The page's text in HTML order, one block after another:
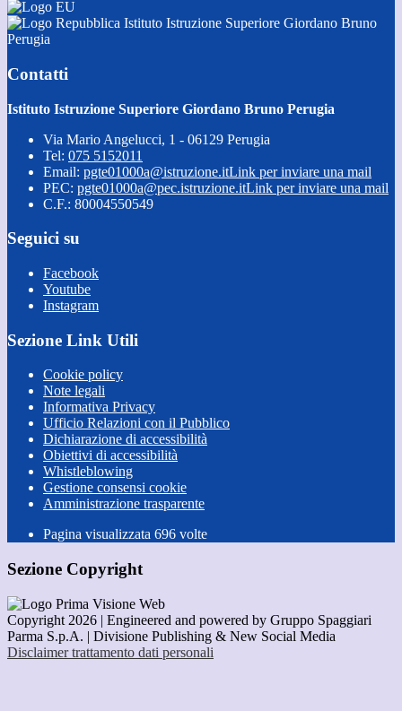
Istituto Istruzione Superiore Giordano Bruno
Perugia
Contatti
Istituto Istruzione Superiore Giordano Bruno Perugia
Via Mario Angelucci, 1 - 06129 Perugia
Tel: 075 5152011
Email: pgte01000a@istruzione.itLink per inviare una mail
PEC: pgte01000a@pec.istruzione.itLink per inviare una mail
C.F.: 80004550549
Seguici su
Facebook
Youtube
Instagram
Sezione Link Utili
Cookie policy
Note legali
Informativa Privacy
Ufficio Relazioni con il Pubblico
Dichiarazione di accessibilità
Obiettivi di accessibilità
Whistleblowing
Gestione consensi cookie
Amministrazione trasparente
Pagina visualizzata 696 volte
Sezione Copyright
Copyright 2026 | Engineered and powered by Gruppo Spaggiari
Parma S.p.A. | Divisione Publishing & New Social Media
Disclaimer trattamento dati personali